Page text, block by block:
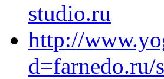
studio.ru
http://